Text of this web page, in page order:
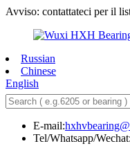
Avviso: contattateci per il
Russian
Chinese
English
E-mail:
Tel/Whatsapp/